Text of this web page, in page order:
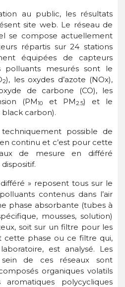
au public, les résultats
site web. Le réseau de
se compose actuellement
répartis sur 24 stations
équipées de capteurs
polluants mesurés sont le
2), les oxydes d’azote (NOx),
de carbone (CO), les
(PM10 et PM2.5) et le
carbon).
possible de
continu et c’est pour cette
de mesure en différé
» reposent tous sur le
contenus dans l’air
phase absorbante (tubes à
mousses, solution)
soit sur un filtre pour les
cette phase ou ce filtre qui,
est analysé. Les
de ces réseaux sont
organiques volatils
aromatiques polycycliques